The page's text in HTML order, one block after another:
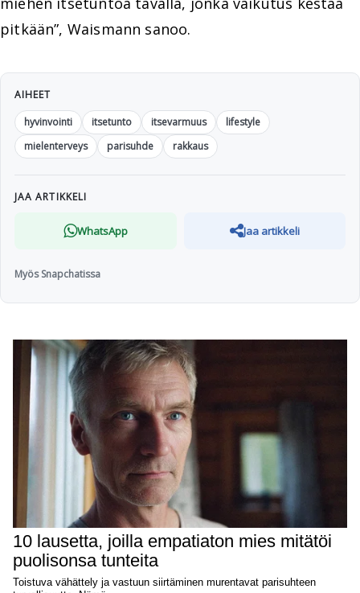
pitkään”, Waismann sanoo.
AIHEET
hyvinvointi
itsetunto itsevarmuus
lifestyle
mielenterveys
parisuhde rakkaus
JAA ARTIKKELI
WhatsApp Jaa artikkeli
Myös Snapchatissa